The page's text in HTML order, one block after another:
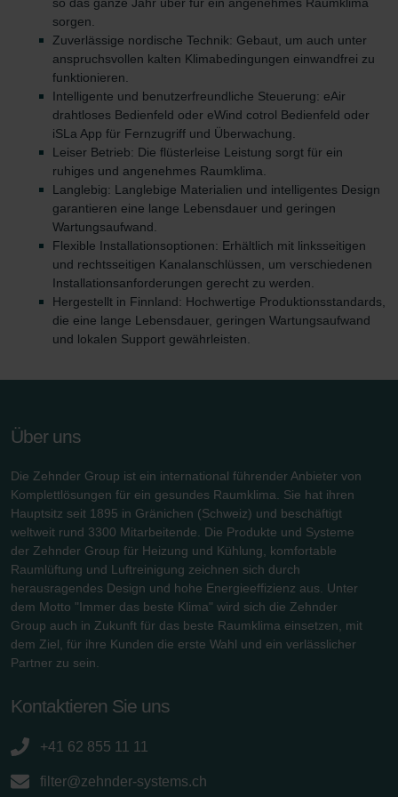
osobních údajů
Zehnder Group France: Protection des données
Zehnder Group Ibérica SAU: Política de privacidad
Zehnder Group Italia S.r.l.: Privacy
Zehnder Group İç Mekan İklimlendirme Sanayi ve Ticaret
Limitet Şirketi: Web Sitesi Çerezleri
Zehnder Group Nederland bv: Privacyverklaringen
Zehnder Group Sales International: Privacy Policy
Zehnder Group Schweiz AG: Datenschutz
Zehnder Polska Sp. z o.o.: Oświadczenie o ochronie
danych Zehnder
Zehnder Group UK Limited: Privacy Policy
Zehnder Group Deutschland GmbH
sorgen.
Zuverlässige nordische Technik: Gebaut, um auch unter
anspruchsvollen kalten Klimabedingungen einwandfrei zu
funktionieren.
Intelligente und benutzerfreundliche Steuerung: eAir
drahtloses Bedienfeld oder eWind cotrol Bedienfeld oder
iSLa App für Fernzugriff und Überwachung.
Leiser Betrieb: Die flüsterleise Leistung sorgt für ein
ruhiges und angenehmes Raumklima.
Langlebig: Langlebige Materialien und intelligentes Design
garantieren eine lange Lebensdauer und geringen
Wartungsaufwand.
Flexible Installationsoptionen: Erhältlich mit linksseitigen
und rechtsseitigen Kanalanschlüssen, um verschiedenen
Installationsanforderungen gerecht zu werden.
Hergestellt in Finnland: Hochwertige Produktionsstandards,
die eine lange Lebensdauer, geringen Wartungsaufwand
und lokalen Support gewährleisten.
Über uns
Die Zehnder Group ist ein international führender Anbieter von
Komplettlösungen für ein gesundes Raumklima. Sie hat ihren
Hauptsitz seit 1895 in Gränichen (Schweiz) und beschäftigt
weltweit rund 3300 Mitarbeitende. Die Produkte und Systeme
der Zehnder Group für Heizung und Kühlung, komfortable
Raumlüftung und Luftreinigung zeichnen sich durch
herausragendes Design und hohe Energieeffizienz aus. Unter
dem Motto "Immer das beste Klima" wird sich die Zehnder
Group auch in Zukunft für das beste Raumklima einsetzen, mit
dem Ziel, für ihre Kunden die erste Wahl und ein verlässlicher
Partner zu sein.
Kontaktieren Sie uns
+41 62 855 11 11
filter@zehnder-systems.ch